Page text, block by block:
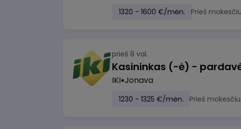
1320 - 1600 €/mėn. Prieš
prieš 8 val.
IKI Jonava
1230 - 1325 €/mėn. Prieš